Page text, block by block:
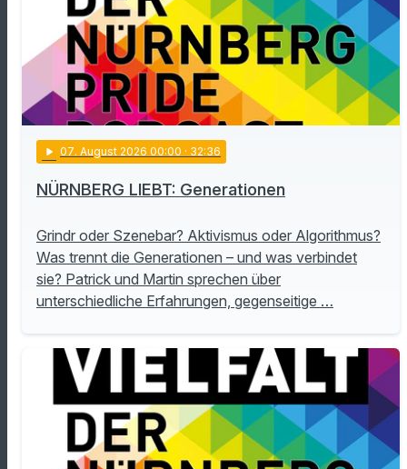
play_arrow 07. August 2026 00:00 · 32:36
NÜRNBERG LIEBT: Generationen
Grindr oder Szenebar? Aktivismus oder Algorithmus?
Was trennt die Generationen – und was verbindet
sie? Patrick und Martin sprechen über
unterschiedliche Erfahrungen, gegenseitige …